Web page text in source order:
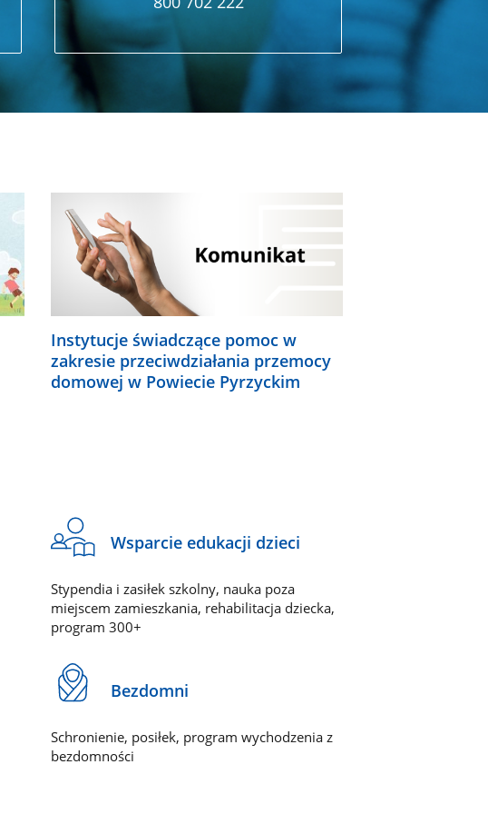
Instytucje świadczące pomoc w
zakresie przeciwdziałania przemocy
domowej w Powiecie Pyrzyckim
Wsparcie edukacji dzieci
Stypendia i zasiłek szkolny, nauka poza
miejscem zamieszkania, rehabilitacja dziecka,
program 300+
Bezdomni
Schronienie, posiłek, program wychodzenia z
bezdomności